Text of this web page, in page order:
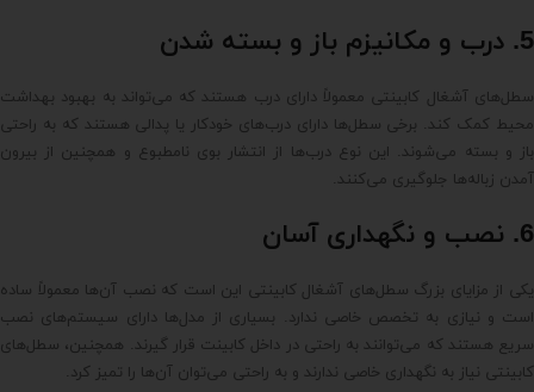
5. درب و مکانیزم باز و بسته شدن
سطل‌های آشغال کابینتی معمولاً دارای درب هستند که می‌تواند به بهبود بهداشت
محیط کمک کند. برخی سطل‌ها دارای درب‌های خودکار یا پدالی هستند که به راحتی
باز و بسته می‌شوند. این نوع درب‌ها از انتشار بوی نامطبوع و همچنین از بیرون
آمدن زباله‌ها جلوگیری می‌کنند.
6. نصب و نگهداری آسان
یکی از مزایای بزرگ سطل‌های آشغال کابینتی این است که نصب آن‌ها معمولاً ساده
است و نیازی به تخصص خاصی ندارد. بسیاری از مدل‌ها دارای سیستم‌های نصب
سریع هستند که می‌توانند به راحتی در داخل کابینت قرار گیرند. همچنین، سطل‌های
کابینتی نیاز به نگهداری خاصی ندارند و به راحتی می‌توان آن‌ها را تمیز کرد.